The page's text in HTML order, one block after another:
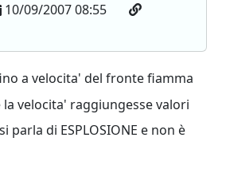
10/09/2007 08:55
a velocita' del fronte fiamma
la velocita' raggiungesse valori
parla di ESPLOSIONE e non è